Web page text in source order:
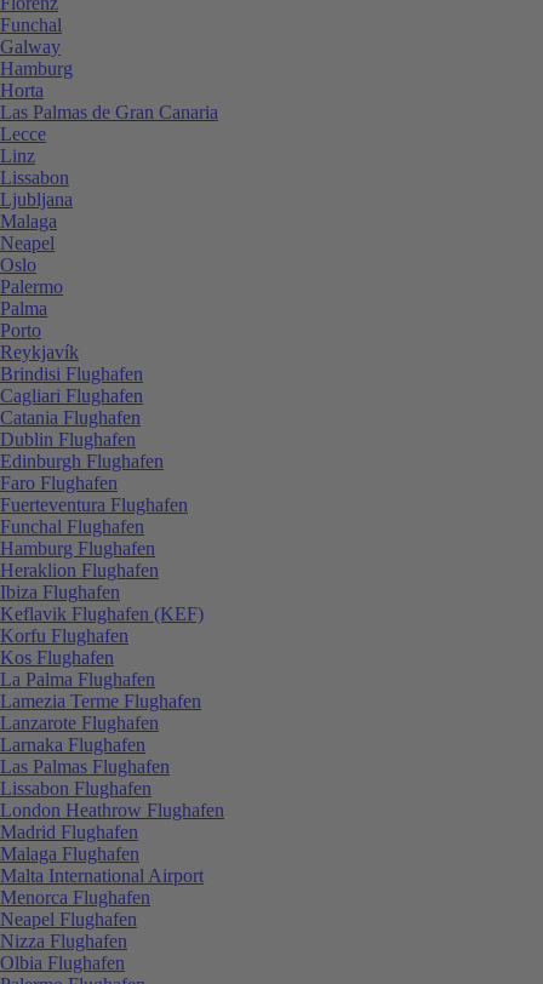
Funchal
Galway
Hamburg
Horta
Las Palmas de Gran Canaria
Lecce
Linz
Lissabon
Ljubljana
Malaga
Neapel
Oslo
Palermo
Palma
Porto
Reykjavík
Brindisi Flughafen
Cagliari Flughafen
Catania Flughafen
Dublin Flughafen
Edinburgh Flughafen
Faro Flughafen
Fuerteventura Flughafen
Funchal Flughafen
Hamburg Flughafen
Heraklion Flughafen
Ibiza Flughafen
Keflavik Flughafen (KEF)
Korfu Flughafen
Kos Flughafen
La Palma Flughafen
Lamezia Terme Flughafen
Lanzarote Flughafen
Larnaka Flughafen
Las Palmas Flughafen
Lissabon Flughafen
London Heathrow Flughafen
Madrid Flughafen
Malaga Flughafen
Malta International Airport
Menorca Flughafen
Neapel Flughafen
Nizza Flughafen
Olbia Flughafen